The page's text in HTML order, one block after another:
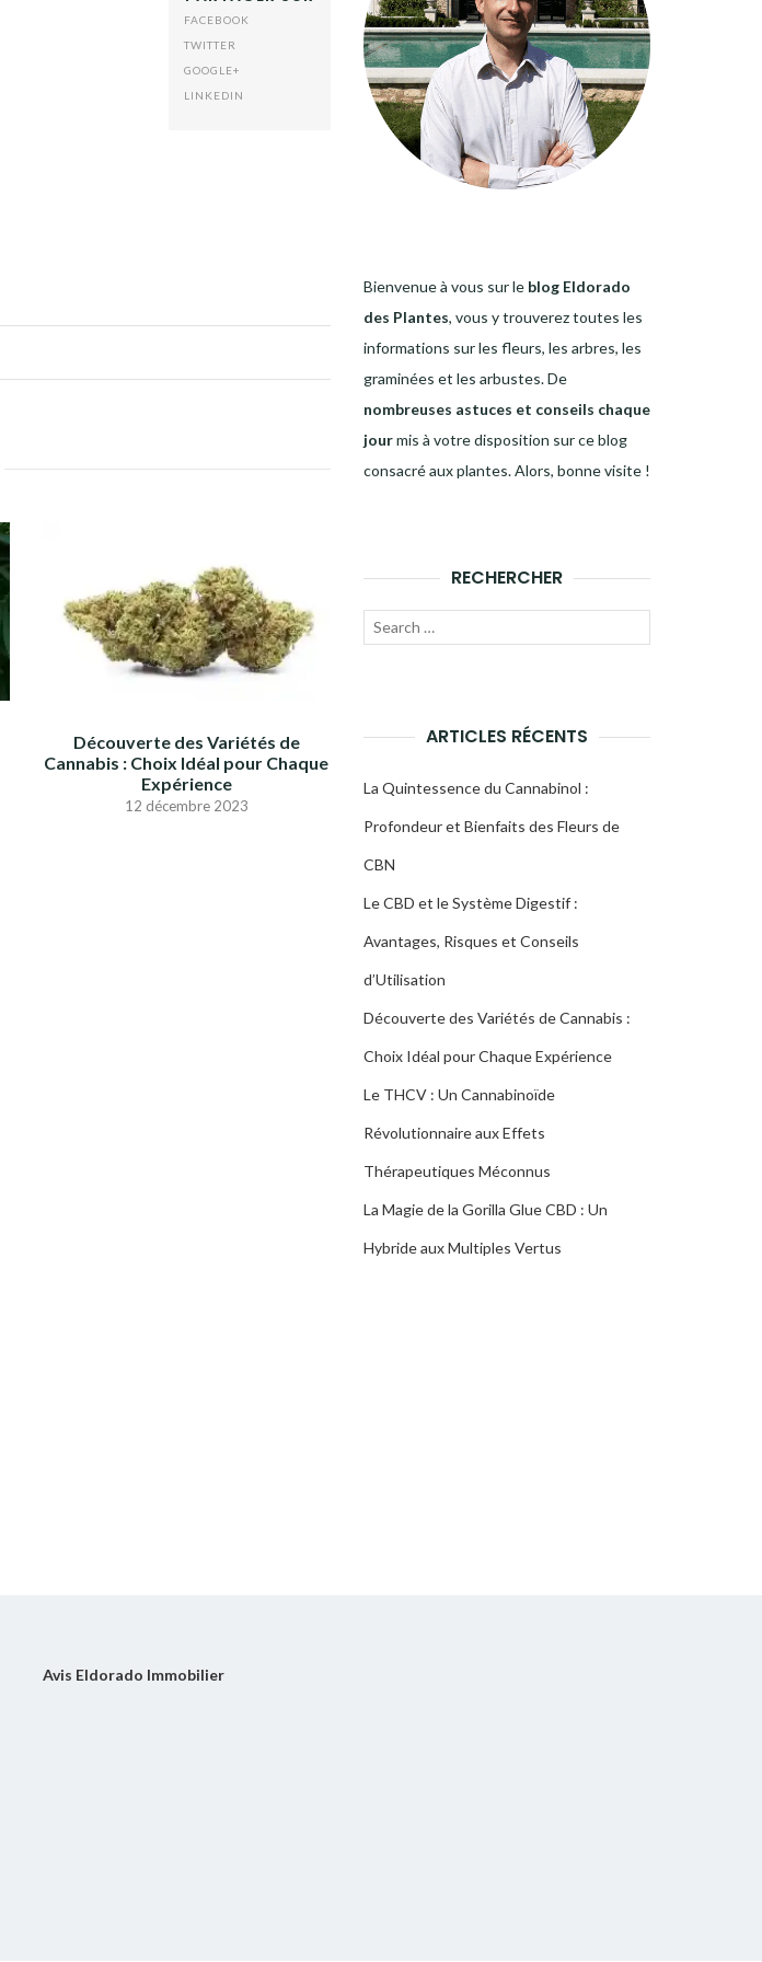
FACEBOOK
TWITTER
GOOGLE+
LINKEDIN
Découverte des Variétés de
Cannabis : Choix Idéal pour Chaque
Expérience
12 décembre 2023
Bienvenue à vous sur le blog Eldorado
des Plantes, vous y trouverez toutes les
informations sur les fleurs, les arbres, les
graminées et les arbustes. De
nombreuses astuces et conseils chaque
jourmis à votre disposition sur ce blog
consacré aux plantes. Alors, bonne visite !
RECHERCHER
Recherche
ARTICLES RÉCENTS
La Quintessence du Cannabinol :
Profondeur et Bienfaits des Fleurs de
CBN
Le CBD et le Système Digestif :
Avantages, Risques et Conseils
d’Utilisation
Découverte des Variétés de Cannabis :
Choix Idéal pour Chaque Expérience
Le THCV : Un Cannabinoïde
Révolutionnaire aux Effets
Thérapeutiques Méconnus
La Magie de la Gorilla Glue CBD : Un
Hybride aux Multiples Vertus
Avis Eldorado Immobilier